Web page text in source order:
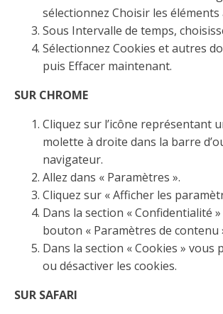
sélectionnez Choisir les éléments
Sous Intervalle de temps,
Sélectionnez Cookies et autres
puis Effacer maintenant.
SUR CHROME
Cliquez sur l’icône représentant
molette à droite dans la barre
navigateur.
Allez dans « Paramètres ».
Cliquez sur « Afficher les
Dans la section « Confidentialité
bouton « Paramètres de contenu
Dans la section « Cookies » vous
ou désactiver les cookies.
SUR SAFARI